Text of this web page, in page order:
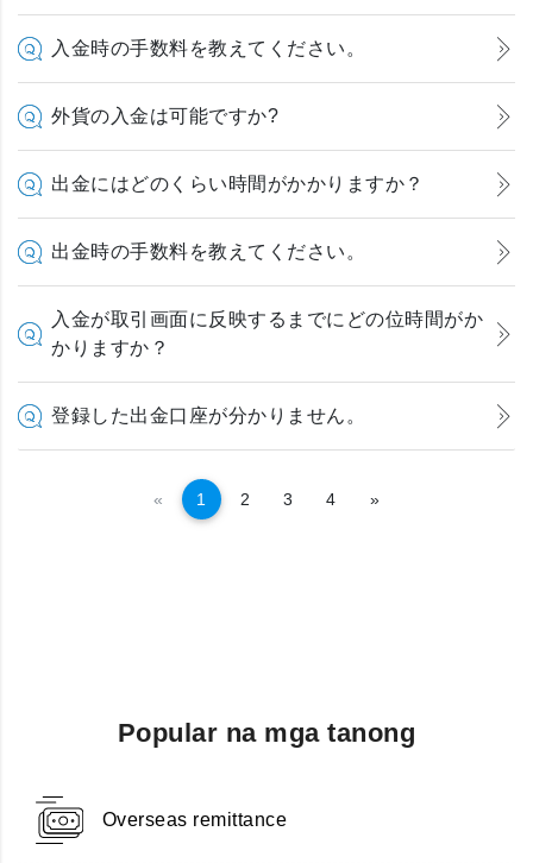
入金時の手数料を教えてください。
外貨の入金は可能ですか?
出金にはどのくらい時間がかかりますか？
出金時の手数料を教えてください。
入金が取引画面に反映するまでにどの位時間がか
かりますか？
登録した出金口座が分かりません。
« Previous
1 2 3 4 »Susunod
Popular na mga tanong
Overseas remittance